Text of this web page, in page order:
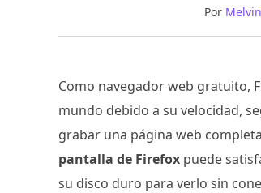
Por
Como navegador web gratuito,
mundo debido a su velocidad,
grabar una página web
pantalla de Firefox puede
su disco duro para verlo sin